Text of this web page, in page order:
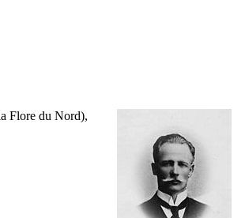
Flore du Nord),